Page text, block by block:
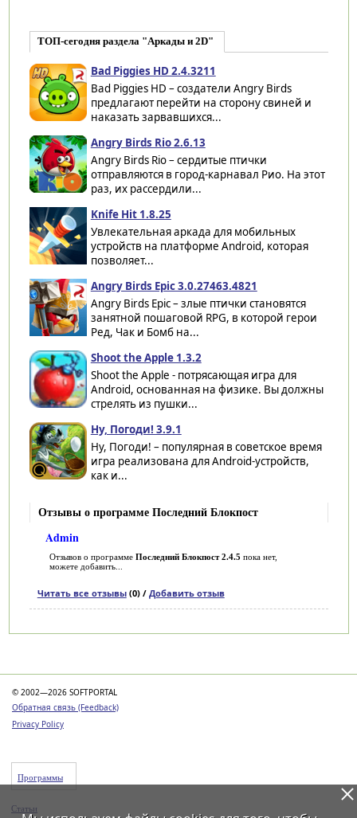
ТОП-сегодня раздела "Аркады и 2D"
Bad Piggies HD 2.4.3211
Bad Piggies HD – создатели Angry Birds
предлагают перейти на сторону свиней и
наказать зарвавшихся...
Angry Birds Rio 2.6.13
Angry Birds Rio – сердитые птички
отправляются в город-карнавал Рио. На этот
раз, их рассердили...
Knife Hit 1.8.25
Увлекательная аркада для мобильных
устройств на платформе Android, которая
позволяет...
Angry Birds Epic 3.0.27463.4821
Angry Birds Epic – злые птички становятся
занятной пошаговой RPG, в которой герои
Ред, Чак и Бомб на...
Shoot the Apple 1.3.2
Shoot the Apple - потрясающая игра для
Android, основанная на физике. Вы должны
стрелять из пушки...
Ну, Погоди! 3.9.1
Ну, Погоди! – популярная в советское время
игра реализована для Android-устройств,
как и...
Отзывы о программе Последний Блокпост
Admin
Отзывов о программе Последний Блокпост 2.4.5 пока нет,
можете добавить...
Читать все отзывы(0) / Добавить отзыв
© 2002—2026 SOFTPORTAL
Обратная связь (Feedback)
Privacy Policy
Программы
Статьи